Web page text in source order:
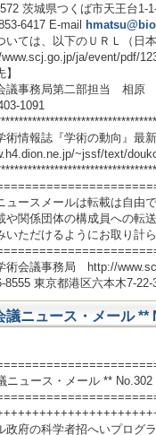
茨城県つくば市天王台1-
6417 E-mail
は、以下のＵＲＬ（日本
ja/event/pdf/
事務局第二部担当 相原
1091
『学術の動向』最新号
~jssf/text/
ュースメールは転載は自由
関係団体の構成員への転
ただけるようにお取り計ら
術会議事務局 http://
東京都港区六本木7-22-
議ニュース・メール **
ニュース・メール ** No.302
府の科学者招へいプログ